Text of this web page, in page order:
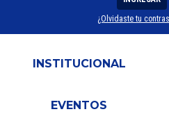
Usuario
¿Olvidaste tu
INSTITUCIONAL
EVENTOS